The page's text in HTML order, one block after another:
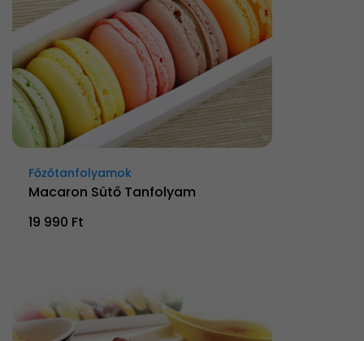
Főzőtanfolyamok
Macaron Sütő Tanfolyam
19 990 Ft